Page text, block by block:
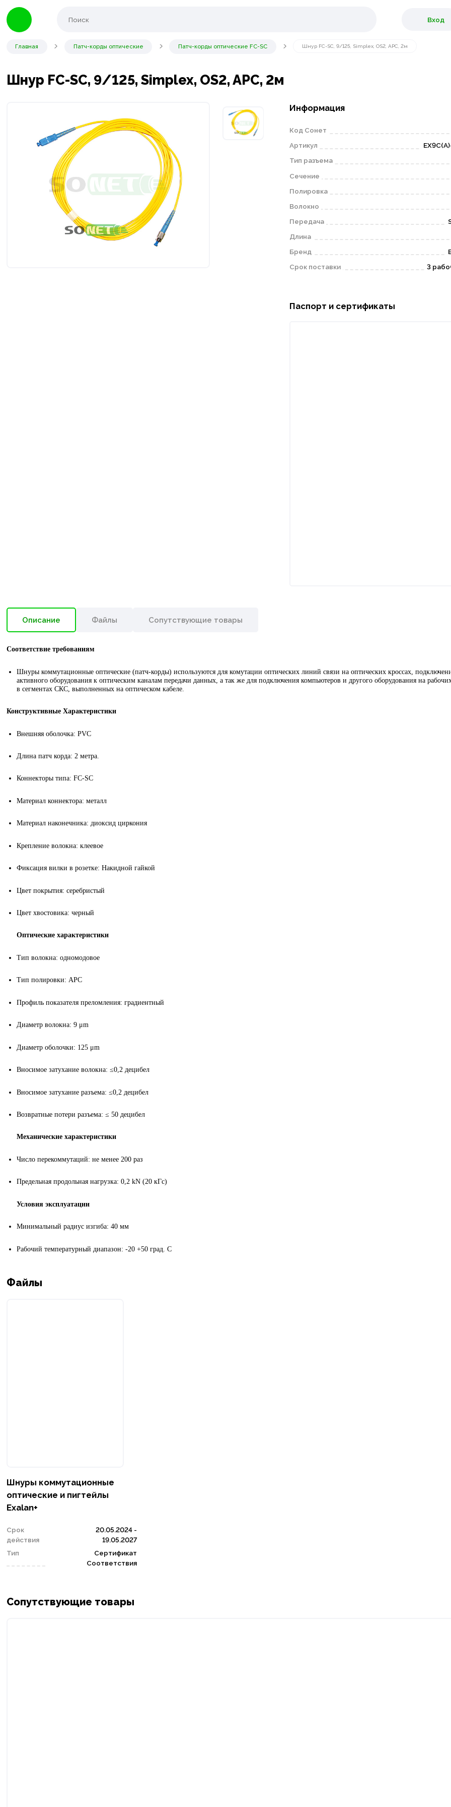
Вход
Главная Патч-корды оптические Патч-корды оптические FC-SC Шнур FC-SC, 9/125, Simplex, OS2, APC, 2м
Шнур FC-SC, 9/125, Simplex, OS2, APC, 2м
Информация
Код Сонет
Артикул
Тип разъема
Сечение
Полировка
Волокно
Передача
Длина
Бренд
Срок поставки
3
Паспорт и сертификаты
Описание Файлы Сопутствующие товары
Соответствие требованиям
Шнуры коммутационные оптические (патч-корды) используются для комутации оптических линий связи на оптических кроссах,
активного оборудования к оптическим каналам передачи данных, а так же для подключения компьютеров и другого оборудования на
в сегментах СКС, выполненных на оптическом кабеле.
Конструктивные Характеристики
Внешняя оболочка: PVC
Длина патч корда: 2 метра.
Коннекторы типа: FC-SC
Материал коннектора: металл
Материал наконечника: диоксид циркония
Крепление волокна: клеевое
Фиксация вилки в розетке: Накидной гайкой
Цвет покрытия: серебристый
Цвет хвостовика: черный
Оптические характеристики
Тип волокна: одномодовое
Тип полировки: APC
Профиль показателя преломления: градиентный
Диаметр волокна: 9 μm
Диаметр оболочки: 125 μm
Вносимое затухание волокна: ≤0,2 децибел
Вносимое затухание разъема: ≤0,2 децибел
Возвратные потери разъема: ≤ 50 децибел
Механические характеристики
Число перекоммутаций: не менее 200 раз
Предельная продольная нагрузка: 0,2 kN (20 кГс)
Условия эксплуатации
Минимальный радиус изгиба: 40 мм
Рабочий температурный диапазон: -20 +50 град. С
Файлы
Шнуры коммутационные
оптические и пигтейлы
Exalan+
Срок
действия
20.05.2024 -
19.05.2027
Тип
Сертификат
Соответствия
Сопутствующие товары